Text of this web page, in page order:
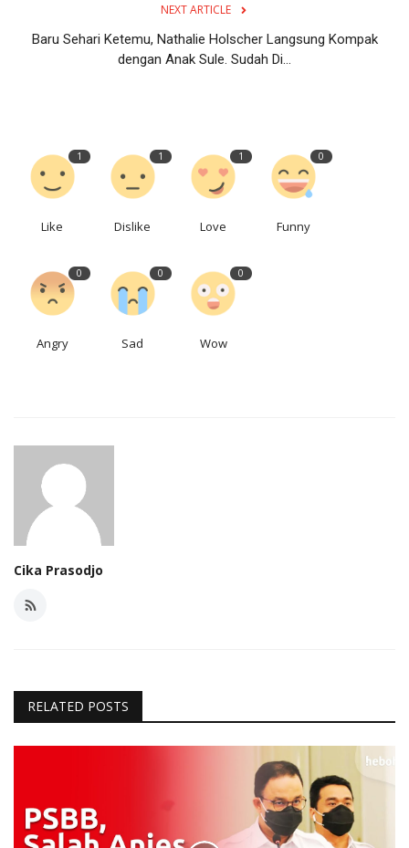
NEXT ARTICLE
Baru Sehari Ketemu, Nathalie Holscher Langsung Kompak
dengan Anak Sule. Sudah Di...
1
Like
1
Dislike
1
Love
0
Funny
0
Angry
0
Sad
0
Wow
Cika Prasodjo
RELATED POSTS